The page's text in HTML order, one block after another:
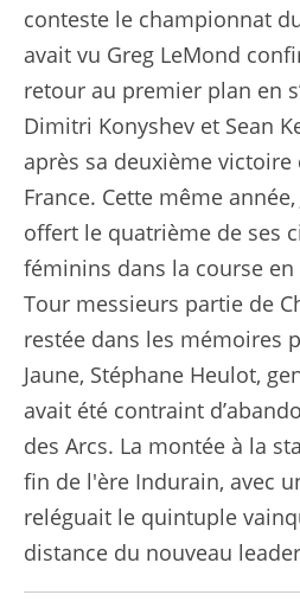
conteste le championnat
avait vu Greg LeMond
retour au premier plan en
Dimitri Konyshev et Sean
après sa deuxième victoire
France. Cette même
offert le quatrième de ses
féminins dans la course en
Tour messieurs partie de
restée dans les mémoires
Jaune, Stéphane Heulot,
avait été contraint
des Arcs. La montée à la
fin de l'ère Indurain, avec
reléguait le quintuple
distance du nouveau